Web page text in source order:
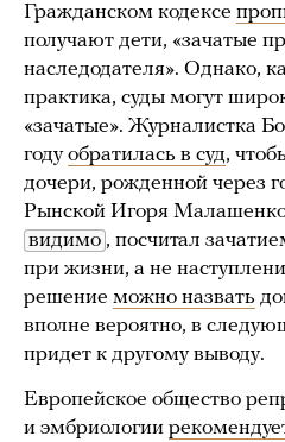
Гражданском кодексе
получают дети, «зачатые
наследодателя». Однако,
практика, суды могут
«зачатые». Журналистка
годуобратилась в суд,
дочери, рожденной через
Рынской Игоря
видимо , посчитал
при жизни, а не
решение можно назвать
вполне вероятно, в
придет к другому выводу.
Европейское общество
и эмбриологии